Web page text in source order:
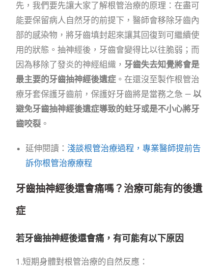
先，我們要先讓大家了解根管治療的原理：在盡可
能要保留病人自然牙的前提下，醫師會移除牙齒內
部的感染物，將牙齒填封起來讓其回復到可繼續使
用的狀態。抽神經後，牙齒會變得比以往脆弱；而
因為移除了發炎的神經組織， 牙齒失去知覺將會是
最主要的牙齒抽神經後遺症 。在還沒至製作根管治
療牙套保護牙齒前，保護好牙齒將是當務之急 —以
避免牙齒抽神經後遺症導致的蛀牙或是不小心將牙
齒咬裂 。
延伸閱讀：淺談根管治療過程，專業醫師提前告
訴你根管治療療程
牙齒抽神經後還會痛嗎？治療可能有的後遺
症
若牙齒抽神經後還會痛，有可能有以下原因
1.短期身體對根管治療的自然反應：